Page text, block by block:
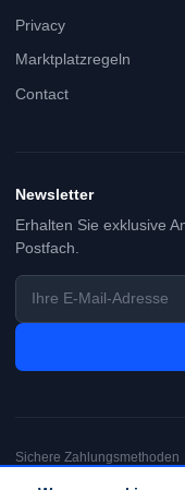
Privacy
Marktplatzregeln
Contact
Newsletter
Erhalten Sie exklusive
Postfach.
Sichere Zahlungsmethoden